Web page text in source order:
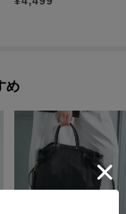
め